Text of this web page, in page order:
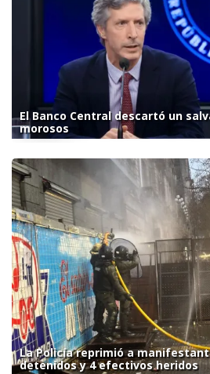
El Banco Central descartó un
morosos
La Policía reprimió a
detenidos y 4 efectivos heridos